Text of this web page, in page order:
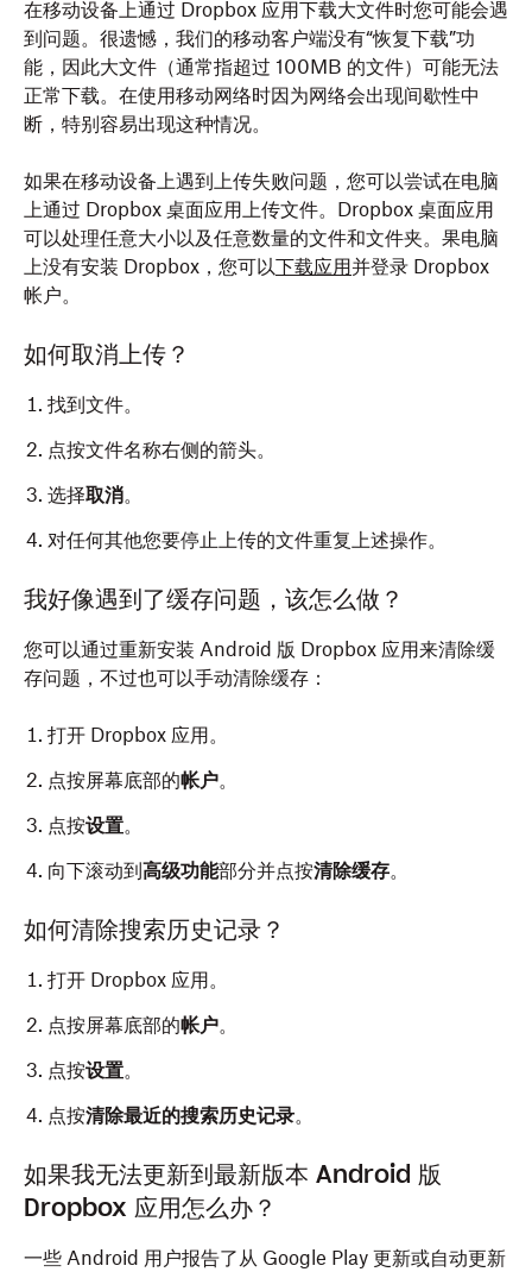
在移动设备上通过 Dropbox 应用下载大文件时您可能会遇
到问题。很遗憾，我们的移动客户端没有“恢复下载”功
能，因此大文件（通常指超过 100MB 的文件）可能无法
正常下载。在使用移动网络时因为网络会出现间歇性中
断，特别容易出现这种情况。
如果在移动设备上遇到上传失败问题，您可以尝试在电脑
上通过 Dropbox 桌面应用上传文件。Dropbox 桌面应用
可以处理任意大小以及任意数量的文件和文件夹。果电脑
上没有安装 Dropbox，您可以下载应用并登录 Dropbox
帐户。
如何取消上传？
找到文件。
点按文件名称右侧的箭头。
选择取消。
对任何其他您要停止上传的文件重复上述操作。
我好像遇到了缓存问题，该怎么做？
您可以通过重新安装 Android 版 Dropbox 应用来清除缓
存问题，不过也可以手动清除缓存：
打开 Dropbox 应用。
点按屏幕底部的帐户。
点按设置。
向下滚动到高级功能部分并点按清除缓存。
如何清除搜索历史记录？
打开 Dropbox 应用。
点按屏幕底部的帐户。
点按设置。
点按清除最近的搜索历史记录。
如果我无法更新到最新版本 Android 版
Dropbox 应用怎么办？
一些 Android 用户报告了从 Google Play 更新或自动更新